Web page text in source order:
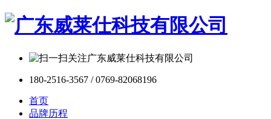
180-2516-3567 / 0769-82068196
首页
品牌历程